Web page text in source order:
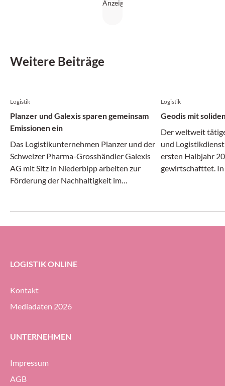
Weitere Beiträge
Logistik
Planzer und Galexis sparen gemeinsam
Emissionen ein
Das Logistikunternehmen Planzer und der
Schweizer Pharma-Grosshändler Galexis
AG mit Sitz in Niederbipp arbeiten zur
Förderung der Nachhaltigkeit im
Logistik
Geodis mit
Der weltweit
und
ersten Halbjahr
gewirtschafttet.
Prozent halten
LOGISTIK ONLINE
Kontakt
Mediadaten 2026
UNTERNEHMEN
Impressum
AGB